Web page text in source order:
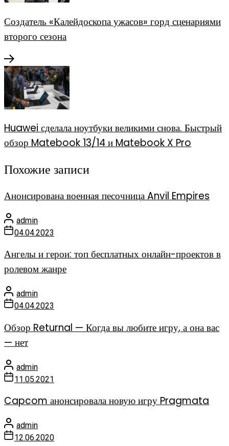
Создатель «Калейдоскопа ужасов» горд сценариями
второго сезона
Huawei сделала ноутбуки великими снова. Быстрый
обзор Matebook 13/14 и Matebook X Pro
Похожие записи
Анонсирована военная песочница Anvil Empires
admin
04.04.2023
Ангелы и герои: топ бесплатных онлайн-проектов в
ролевом жанре
admin
04.04.2023
Обзор Returnal — Когда вы любите игру, а она вас
— нет
admin
11.05.2021
Capcom анонсировала новую игру Pragmata
admin
12.06.2020